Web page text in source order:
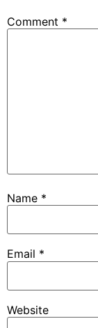
Comment *
Name *
Email *
Website